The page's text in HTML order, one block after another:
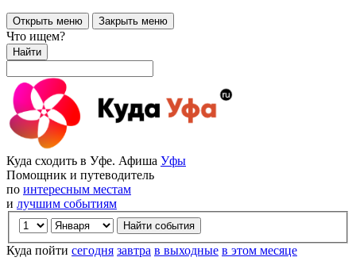
Открыть меню Закрыть меню
Что ищем?
Найти
Куда сходить в Уфе. Афиша Уфы
Помощник и путеводитель
по интересным местам
и лучшим событиям
Куда пойти сегодня завтра в выходные в этом месяце